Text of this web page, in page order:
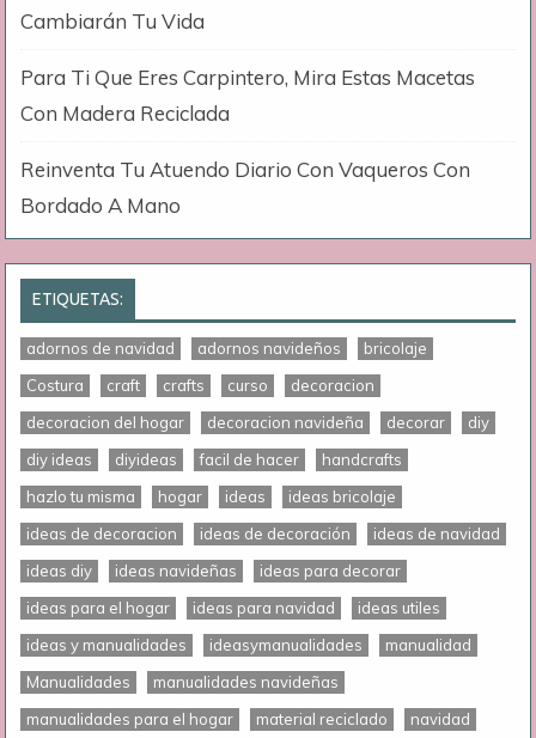
Cambiarán Tu Vida
Para Ti Que Eres Carpintero, Mira Estas Macetas
Con Madera Reciclada
Reinventa Tu Atuendo Diario Con Vaqueros Con
Bordado A Mano
ETIQUETAS:
adornos de navidad adornos navideños
bricolaje
Costura
craft crafts curso
decoracion
decoracion del hogar
decoracion navideña decorar
diy
diy ideas
diyideas facil de hacer
handcrafts
hazlo tu misma
hogar ideas
ideas bricolaje
ideas de decoracion
ideas de decoración
ideas de navidad
ideas diy
ideas navideñas
ideas para decorar
ideas para el hogar
ideas para navidad
ideas utiles
ideas y manualidades
ideasymanualidades
manualidad
Manualidades
manualidades navideñas
manualidades para el hogar
material reciclado navidad